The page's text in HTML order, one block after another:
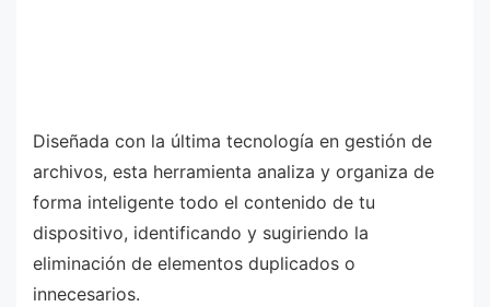
Diseñada con la última tecnología en gestión de
archivos, esta herramienta analiza y organiza de
forma inteligente todo el contenido de tu
dispositivo, identificando y sugiriendo la
eliminación de elementos duplicados o
innecesarios.